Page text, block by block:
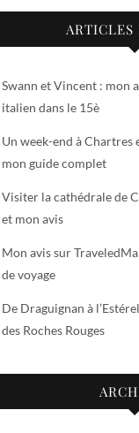
ARTICLES
Swann et Vincent : mon
italien dans le 15è
Un week-end à Chartres
mon guide complet
Visiter la cathédrale de
et mon avis
Mon avis sur
de voyage
De Draguignan à
des Roches Rouges